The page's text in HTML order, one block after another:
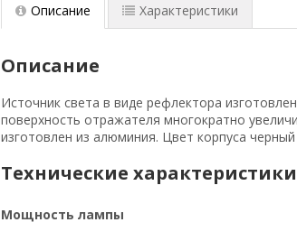
Описание Характеристики
Описание
Источник света в виде рефлектора
поверхность отражателя многократно
изготовлен из алюминия. Цвет корпуса
Технические характеристики
Мощность лампы